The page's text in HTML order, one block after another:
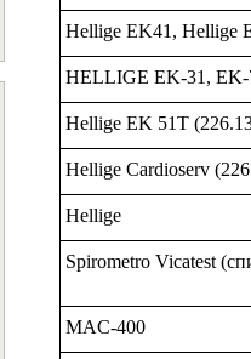
Hellige EK41, Hellige
HELLIGE EK-31, EK-
Hellige EK 51T
Hellige Cardioserv
Hellige
Spirometro Vicatest
MAC-400